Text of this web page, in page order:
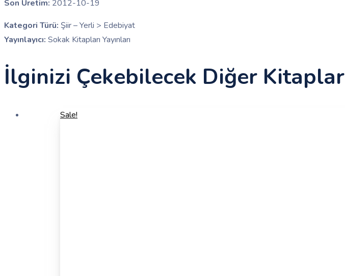
Son Üretim: 2012-10-19
Kategori Türü: Şiir – Yerli > Edebiyat
Yayınlayıcı: Sokak Kitapları Yayınları
İlginizi Çekebilecek Diğer Kitaplar
Sale!